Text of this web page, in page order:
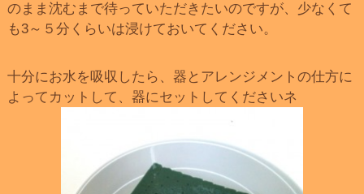
のまま沈むまで待っていただきたいのですが、少なくて
も3～５分くらいは浸けておいてください。
十分にお水を吸収したら、器とアレンジメントの仕方に
よってカットして、器にセットしてくださいネ